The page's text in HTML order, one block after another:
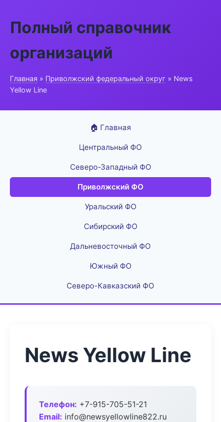
Полный справочник
организаций
Главная » Приволжский федеральный округ » News
Yellow Line
🏠 Главная
Центральный ФО
Северо-Западный ФО
Приволжский ФО
Уральский ФО
Сибирский ФО
Дальневосточный ФО
Южный ФО
Северо-Кавказский ФО
News Yellow Line
Телефон: +7-915-705-51-21
Email: info@newsyellowline822.ru